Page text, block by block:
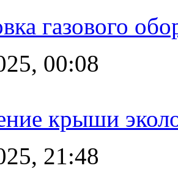
газового
00:08
крыши
21:48